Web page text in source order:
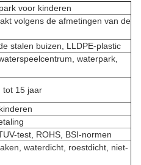
voor kinderen
volgens de afmetingen van de
stalen buizen, LLDPE-plastic
waterpark,
tot 15 jaar
test, ROHS, BSI-normen
waterdicht, roestdicht, niet-